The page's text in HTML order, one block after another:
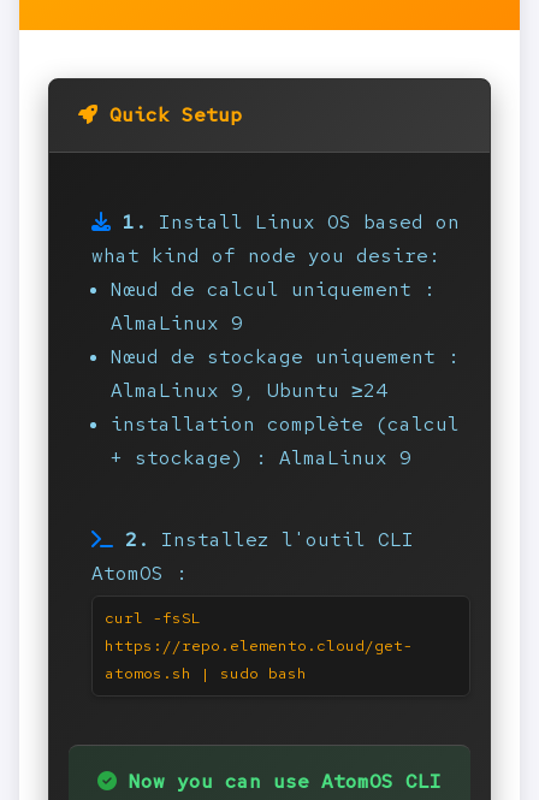
Quick Setup
1.
Install Linux OS based on
what kind of node you desire:
Nœud de calcul uniquement :
AlmaLinux 9
Nœud de stockage uniquement :
AlmaLinux 9, Ubuntu ≥24
installation complète (calcul
+ stockage) : AlmaLinux 9
2.
Installez l'outil CLI
AtomOS :
curl -fsSL
https://repo.elemento.cloud/get-
atomos.sh | sudo bash
Now you can use AtomOS CLI